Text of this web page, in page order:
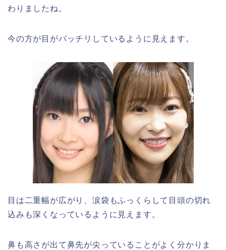
わりましたね。
今の方が目がパッチリしているように見えます。
目は二重幅が広がり、涙袋もふっくらして目頭の切れ
込みも深くなっているように見えます。
鼻も高さが出て鼻先が尖っていることがよく分かりま